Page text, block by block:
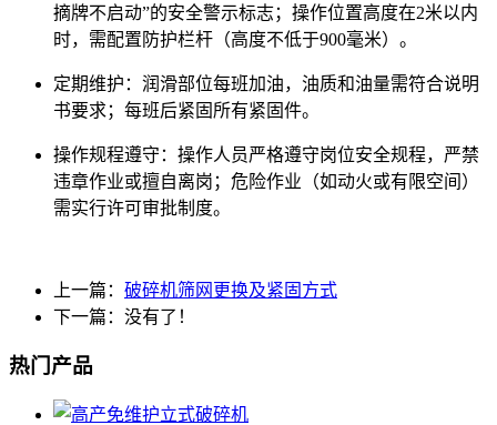
摘牌不启动”的安全警示标志；操作位置高度在2米以内
时，需配置防护栏杆（高度不低于900毫米）。‌
‌定期维护‌：润滑部位每班加油，油质和油量需符合说明
书要求；每班后紧固所有紧固件。‌
‌操作规程遵守‌：操作人员严格遵守岗位安全规程，严禁
违章作业或擅自离岗；危险作业（如动火或有限空间）
需实行许可审批制度。‌
上一篇： 破碎机筛网更换及紧固方式
下一篇：没有了！
热门产品